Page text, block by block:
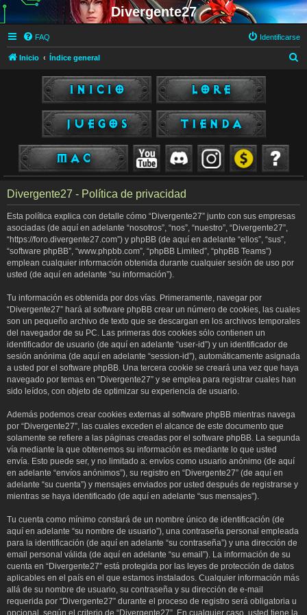
Divergente27
FAQ Identificarse
Inicio Índice general
Divergente27 - Política de privacidad
Esta política explica con detalle cómo “Divergente27” junto con sus empresas
asociadas (de aquí en adelante “nosotros”, “nos”, “nuestro”, “Divergente27”,
“https://foro.divergente27.com”) y phpBB (de aquí en adelante “ellos”, “sus”,
“software phpBB”, “www.phpbb.com”, “phpBB Limited”, “phpBB Teams”)
emplean cualquier información obtenida durante cualquier sesión de uso por
usted (de aquí en adelante “su información”).
Tu información es obtenida por dos vías. Primeramente, navegar por
“Divergente27” hará al software phpBB crear un número de cookies, las cuales
son un pequeño archivo de texto que se descargan en los archivos temporales
del navegador de su PC. Las primeras dos cookies sólo contienen un
identificador de usuario (de aquí en adelante “user-id”) y un identificador de
sesión anónima (de aquí en adelante “session-id”), automáticamente asignada
a usted por el software phpBB. Una tercera cookie se creará una vez que haya
navegado por temas en “Divergente27” y se emplea para registrar cuales han
sido leídos, con objeto de optimizar su experiencia de usuario.
Además podemos crear cookies externas al software phpBB mientras navega
por “Divergente27”, las cuales exceden el alcance de este documento que
solamente se refiere a las páginas creadas por el software phpBB. La segunda
vía mediante la que obtenemos su información es mediante lo que usted
envía. Esto puede ser, y no limitado a: envíos como usuario anónimo (de aquí
en adelante “envíos anónimos”), su registro en “Divergente27” (de aquí en
adelante “su cuenta”) y mensajes enviados por usted después de registrarse y
mientras se haya identificado (de aquí en adelante “sus mensajes”).
Tu cuenta como mínimo constará de un nombre único de identificación (de
aquí en adelante “su nombre de usuario”), una contraseña personal empleada
para la identificación (de aquí en adelante “su contraseña”) y una dirección de
email personal válida (de aquí en adelante “su email”). La información de su
cuenta en “Divergente27” está protegida por las leyes de protección de datos
aplicables en el país en el que estamos instalados. Cualquier información más
allá de su nombre de usuario, su contraseña y su dirección de e-mail
requerida por “Divergente27” durante el proceso de registro será obligatoria u
opcional, según el criterio de “Divergente27”. En cualquier caso, usted tiene la